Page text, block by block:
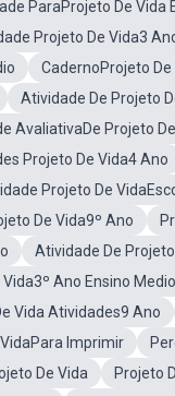
ParaProjeto De Vida
Projeto De Vida3
CadernoProjeto
Atividade De Projeto
AvaliativaDe Projeto
Projeto De Vida4 Ano
Projeto De
De Vida9º Ano
Atividade De
Vida3º Ano Ensino Medio
Vida Atividades9 Ano
Imprimir
De Vida
Projeto